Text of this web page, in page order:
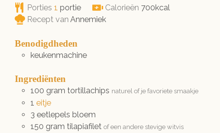
Porties1 portie Calorieën 700kcal
Recept vanAnnemiek
Benodigdheden
keukenmachine
Ingrediënten
100 gram tortillachips naturel of je favoriete smaakje
1 eitje
3 eetlepels bloem
150 gram tilapiafilet of een andere stevige witvis